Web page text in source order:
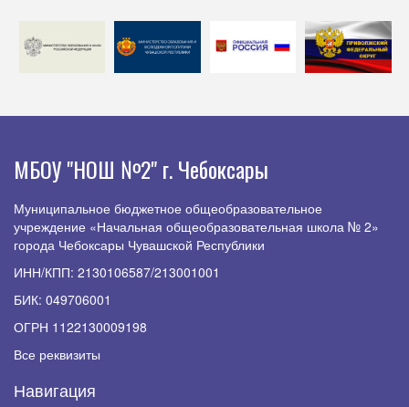
МБОУ "НОШ №2" г. Чебоксары
Муниципальное бюджетное общеобразовательное
учреждение «Начальная общеобразовательная школа № 2»
города Чебоксары Чувашской Республики
ИНН/КПП: 2130106587/213001001
БИК: 049706001
ОГРН 1122130009198
Все реквизиты
Навигация